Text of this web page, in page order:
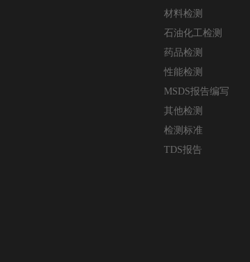
材料检测
石油化工检测
药品检测
性能检测
MSDS报告编写
其他检测
检测标准
TDS报告